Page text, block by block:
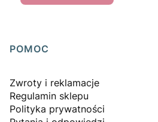
Linki w stopce
POMOC
Zwroty i reklamacje
Regulamin sklepu
Polityka prywatności